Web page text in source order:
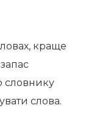
краще
словнику
слова.